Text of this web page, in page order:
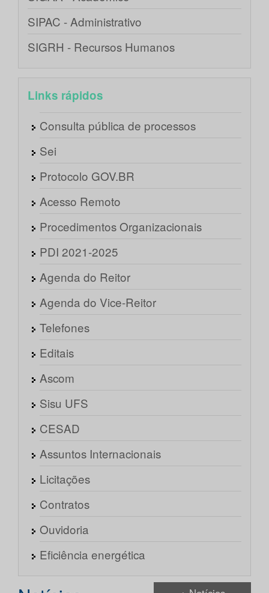
SIPAC - Administrativo
SIGRH - Recursos Humanos
Links rápidos
Consulta pública de processos
Sei
Protocolo GOV.BR
Acesso Remoto
Procedimentos Organizacionais
PDI 2021-2025
Agenda do Reitor
Agenda do Vice-Reitor
Telefones
Editais
Ascom
Sisu UFS
CESAD
Assuntos Internacionais
Licitações
Contratos
Ouvidoria
Eficiência energética